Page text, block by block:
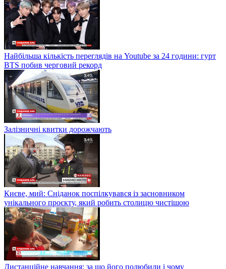
Найбільша кількість переглядів на Youtube за 24 години: гурт
BTS побив черговий рекорд
Залізничні квитки дорожчають
Києве, мий: Сніданок поспілкувався із засновником
унікального проєкту, який робить столицю чистішою
Дистанційне навчання: за що його полюбили і чому